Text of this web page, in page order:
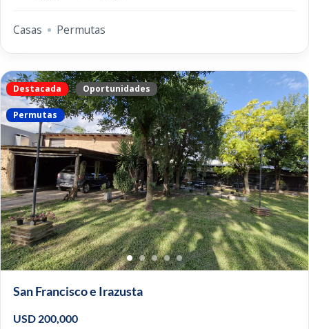
Casas Permutas
Destacada Oportunidades
Permutas
San Francisco e Irazusta
USD 200,000